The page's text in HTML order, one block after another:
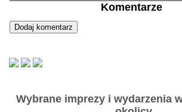
Komentarze
Wybrane imprezy i wydarzenia